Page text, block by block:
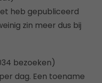
heb gepubliceerd
zin meer dus bij
bezoeken)
dag. Een toename